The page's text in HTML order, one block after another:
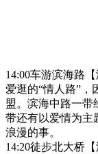
14:00车游滨海路
爱逛的“情人路”，
盟。滨海中路一带
带还有以爱情为主
浪漫的事。
14:20徒步北大桥